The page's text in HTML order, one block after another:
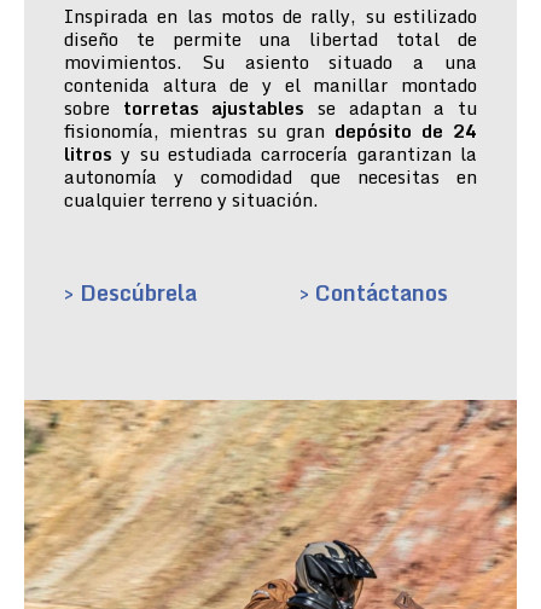
Inspirada en las motos de rally, su estilizado
diseño te permite una libertad total de
movimientos. Su asiento situado a una
contenida altura de y el manillar montado
sobre torretas ajustables se adaptan a tu
fisionomía, mientras su gran depósito de 24
litros y su estudiada carrocería garantizan la
autonomía y comodidad que necesitas en
cualquier terreno y situación.
> Descúbrela > Contáctanos